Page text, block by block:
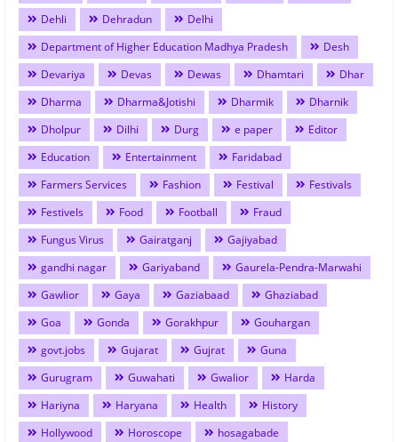
Dehli
Dehradun
Delhi
Department of Higher Education Madhya Pradesh
Desh
Devariya
Devas Dewas Dhamtari
Dhar
Dharma
Dharma&Jotishi Dharmik
Dharnik
Dholpur
Dilhi Durg e paper
Editor
Education
Entertainment
Faridabad
Farmers Services
Fashion Festival
Festivals
Festivels
Food Football
Fraud
Fungus Virus
Gairatganj
Gajiyabad
gandhi nagar
Gariyaband
Gaurela-Pendra-Marwahi
Gawlior
Gaya Gaziabaad
Ghaziabad
Goa
Gonda Gorakhpur
Gouhargan
govt.jobs
Gujarat Gujrat
Guna
Gurugram
Guwahati Gwalior
Harda
Hariyna
Haryana Health
History
Hollywood
Horoscope
hosagabade